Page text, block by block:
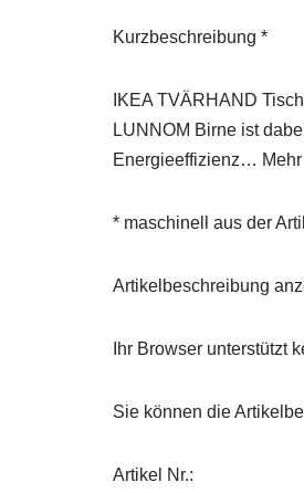
Kurzbeschreibung *
IKEA TVÄRHAND
LUNNOM Birne ist
Energieeffizienz… Mehr
* maschinell aus der
Artikelbeschreibung
Ihr Browser unterstützt
Sie können die
Artikel Nr.: